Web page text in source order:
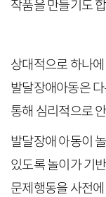
작품을 만들기도
상대적으로 하나
발달장애아동은
통해 심리적으로
발달장애 아동이
있도록 놀이가 기
문제행동을 사전